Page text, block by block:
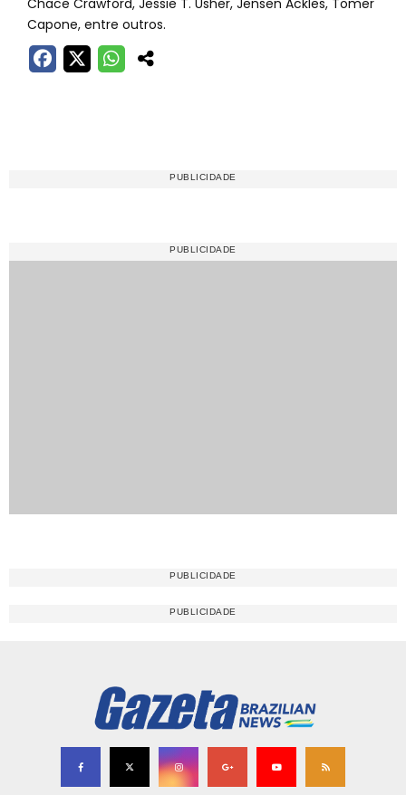
Chace Crawford, Jessie T. Usher, Jensen Ackles, Tomer
Capone, entre outros.